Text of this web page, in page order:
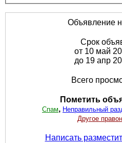
Объявление
Срок
от 10 май
до 19 апр
Всего
Пометить
Спам, Неправильный
Другое
Написать